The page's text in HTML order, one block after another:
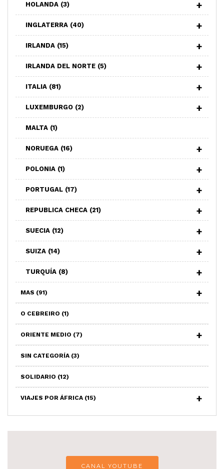
HOLANDA (3)
INGLATERRA (40)
IRLANDA (15)
IRLANDA DEL NORTE (5)
ITALIA (81)
LUXEMBURGO (2)
MALTA (1)
NORUEGA (16)
POLONIA (1)
PORTUGAL (17)
REPUBLICA CHECA (21)
SUECIA (12)
SUIZA (14)
TURQUÍA (8)
MAS (91)
O CEBREIRO (1)
ORIENTE MEDIO (7)
SIN CATEGORÍA (3)
SOLIDARIO (12)
VIAJES POR ÁFRICA (15)
CANAL YOUTUBE